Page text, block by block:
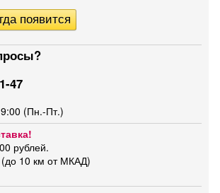
47
(Пн.-Пт.)
рублей.
10 км от МКАД)